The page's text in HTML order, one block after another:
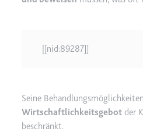
[[nid:89287]]
Seine
Wirtschaftlichkeitsgebot der
beschränkt.